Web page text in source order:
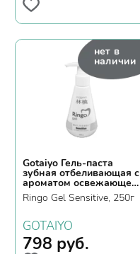
нет в
наличии
Gotaiyo Гель-паста
зубная отбеливающая с
ароматом освежающей
мяты
Ringo Gel Sensitive, 250г
GOTAIYO
798 руб.